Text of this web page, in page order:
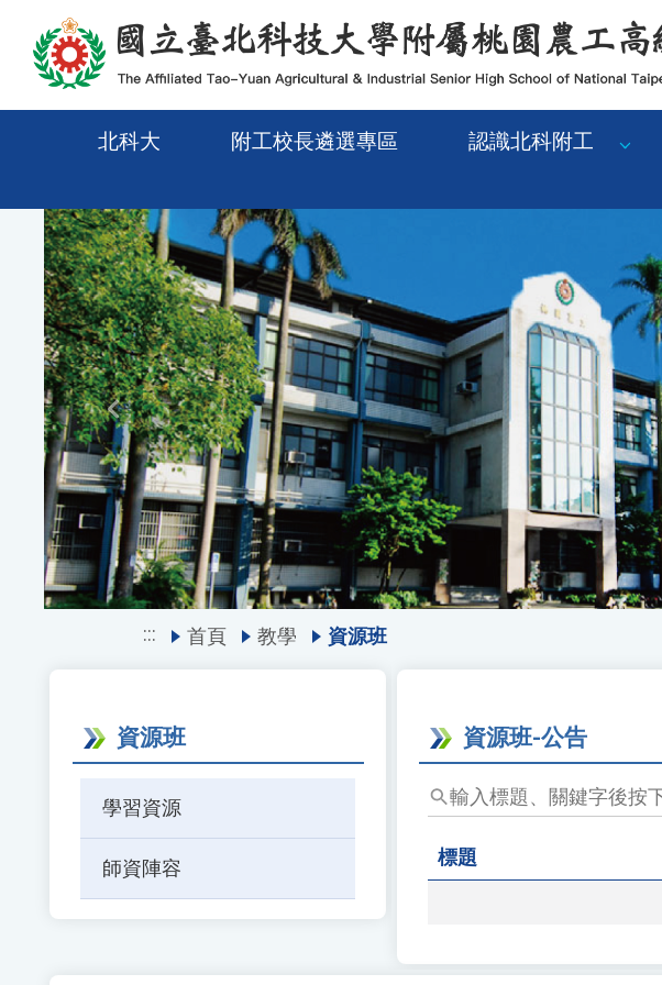
移至網頁之主要內容區位置
北科大 附工校長遴選專區 認識北科附工
Previous
::: 首頁 教學 資源班
資源班
學習資源
師資陣容
資源班-公告
輸
入
標
題、
後
標題